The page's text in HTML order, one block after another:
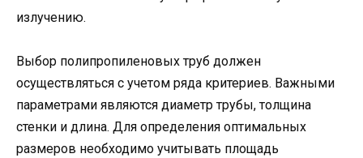
излучению.
Выбор полипропиленовых труб должен
осуществляться с учетом ряда критериев. Важными
параметрами являются диаметр трубы, толщина
стенки и длина. Для определения оптимальных
размеров необходимо учитывать площадь